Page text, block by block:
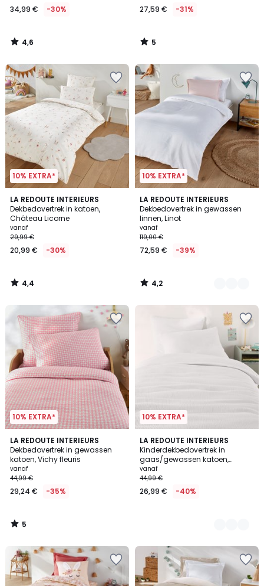
34,99
In
plaats
49,99
€
30%
korting
toegepast.
34,99 € -30%
4,6
/
27,59 € -31%
5
/
10% EXTRA*
LA REDOUTE INTERIEURS
Dekbedovertrek in katoen,
Château Licorne
vanaf
29,99 €
20,99 € -30%
4,4
/ 5
4,4
/
10% EXTRA*
LA REDOUTE INTERIEURS
Dekbedovertrek in gewassen
linnen, Linot
vanaf
119,00 €
72,59 € -39%
4,2
/ 5
21
Kleuren
4,2
/
10% EXTRA*
LA REDOUTE INTERIEURS
Dekbedovertrek in gewassen
katoen, Vichy fleuris
vanaf
44,99 €
29,24 € -35%
5
/
5
5
/
10% EXTRA*
LA REDOUTE INTERIEURS
Kinderdekbedovertrek in
gaas/gewassen katoen,
Kumco
vanaf
44,99 €
26,99 € -40%
10
Kleuren